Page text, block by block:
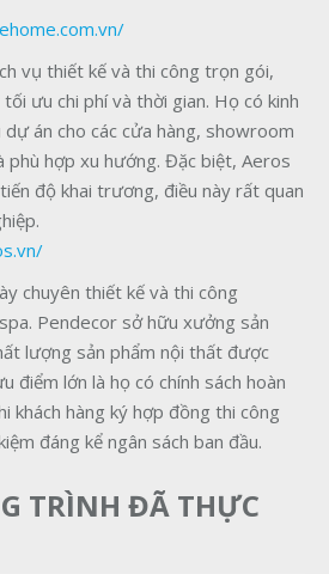
vụ thiết kế và thi công trọn gói,
ưu chi phí và thời gian. Họ có kinh
dự án cho các cửa hàng, showroom
hợp xu hướng. Đặc biệt, Aeros
độ khai trương, điều này rất quan
chuyên thiết kế và thi công
Pendecor sở hữu xưởng sản
lượng sản phẩm nội thất được
điểm lớn là họ có chính sách hoàn
khách hàng ký hợp đồng thi công
đáng kể ngân sách ban đầu.
TRÌNH ĐÃ THỰC